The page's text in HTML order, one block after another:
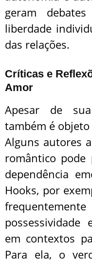
geram
liberdade
das relações.
Críticas e
Amor
Apesar de
também é
Alguns autores
romântico pode
dependência
Hooks, por
possessividade
em contextos
Para ela, o